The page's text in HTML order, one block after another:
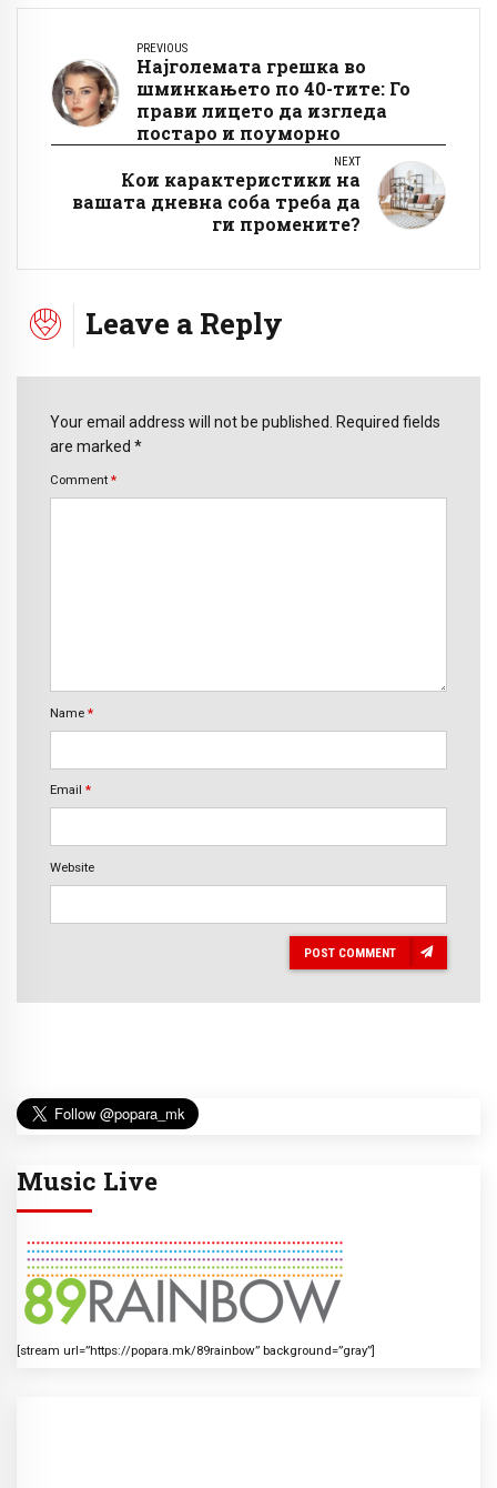
PREVIOUS
Најголемата грешка во
шминкањето по 40-тите: Го
прави лицето да изгледа
постаро и поуморно
NEXT
Кои карактеристики на
вашата дневна соба треба да
ги промените?
Leave a Reply
Your email address will not be published. Required fields
are marked *
Comment *
Name *
Email *
Website
POST COMMENT
Music Live
[stream url=”https://popara.mk/89rainbow” background=”gray”]